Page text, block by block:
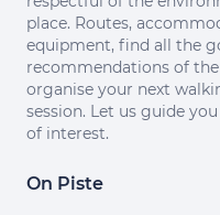
place. Routes,
equipment, find all the
recommendations of
organise your next
session. Let us guide
of interest.
On Piste